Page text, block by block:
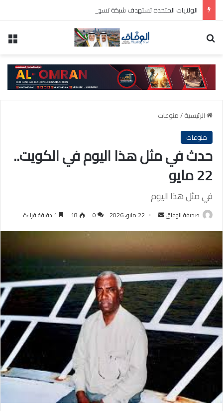
الرئيسية/منوعات
منوعات
حدث في مثل هذا اليوم في الكويت..
22 مايو
في مثل هذا اليوم
صحيفة الوفاق
أرسل 22 مايو، 2026 0
18